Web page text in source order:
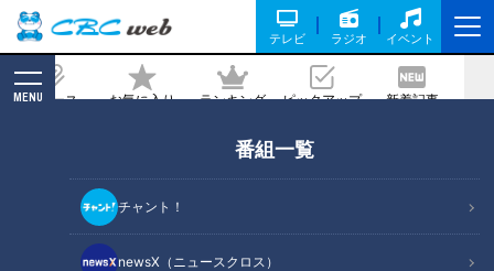
テレビ ラジオ イベント
ニュース お気に入り ランキング ピックアップ 新着記事
MENU
番組一覧
チャント！
newsX（ニュースクロス）
仲良し夫婦を紹介！メニューも愛情も大
盛り！